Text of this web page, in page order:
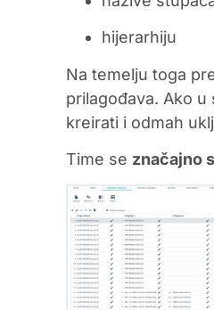
hijerarhiju
Na temelju toga
prilagođava. Ako
kreirati i odmah
Time se značajno